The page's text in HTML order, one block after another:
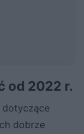
od 2022 r.
dotyczące
dobrze